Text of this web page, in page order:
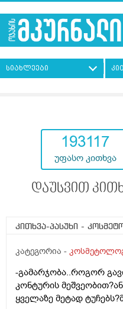
სიახლეები
193117
უფასო კითხვა
დაუსვით
კითხვა-პასუხი -
კატეგორია -
-გამარჯობა..როგორ
კონტურის
ყველაზე მეტად